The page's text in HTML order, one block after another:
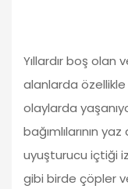
Yıllardır boş olan
alanlarda
olaylarda
bağımlılarının
uyuşturucu içtiği
gibi birde çöpler